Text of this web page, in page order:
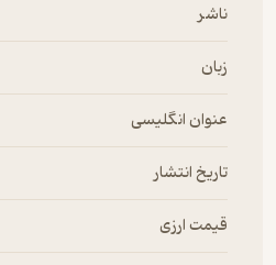
ناشر
زبان
عنوان انگلیسی
تاریخ انتشار
قیمت ارزی